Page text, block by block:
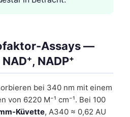
Assays —
NADP⁺
bei 340 nm mit einem
von 6220 M⁻¹ cm⁻¹. Bei 100
Küvette, A340 ≈ 0,62 AU